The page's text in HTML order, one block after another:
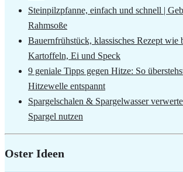
Steinpilzpfanne, einfach und schnell |
Rahmsoße
Bauernfrühstück, klassisches Rezept wie
Kartoffeln, Ei und Speck
9 geniale Tipps gegen Hitze: So
Hitzewelle entspannt
Spargelschalen & Spargelwasser
Spargel nutzen
Oster Ideen